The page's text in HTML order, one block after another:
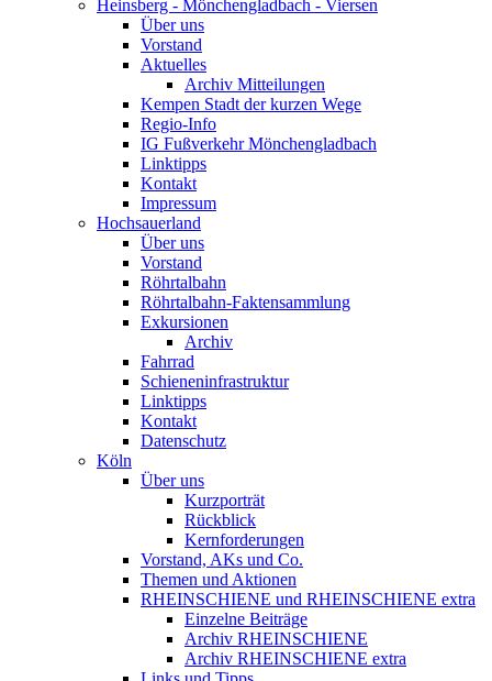
Heinsberg - Mönchengladbach - Viersen
Über uns
Vorstand
Aktuelles
Archiv Mitteilungen
Kempen Stadt der kurzen Wege
Regio-Info
IG Fußverkehr Mönchengladbach
Linktipps
Kontakt
Impressum
Hochsauerland
Über uns
Vorstand
Röhrtalbahn
Röhrtalbahn-Faktensammlung
Exkursionen
Archiv
Fahrrad
Schieneninfrastruktur
Linktipps
Kontakt
Datenschutz
Köln
Über uns
Kurzporträt
Rückblick
Kernforderungen
Vorstand, AKs und Co.
Themen und Aktionen
RHEINSCHIENE und RHEINSCHIENE extra
Einzelne Beiträge
Archiv RHEINSCHIENE
Archiv RHEINSCHIENE extra